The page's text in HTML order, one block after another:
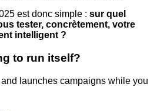
est donc simple : sur quel
tester, concrètement, votre
intelligent ?
to run itself?
launches campaigns while you